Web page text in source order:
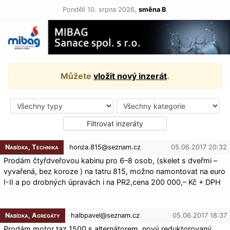
Pondělí 10. srpna 2026, směna B.
Můžete vložit nový inzerát.
Nabídka, Technika honza.815@seznam.cz 05.06.2017 20:32
Prodám čtyřdveřovou kabinu pro 6–8 osob, (skelet s dveřmi –
vyvařená, bez koroze ) na tatru 815, možno namontovat na euro
I-II a po drobných úpravách i na PR2,cena 200 000,– Kč + DPH
Nabídka, Agregáty halbpavel@seznam.cz 05.06.2017 18:37